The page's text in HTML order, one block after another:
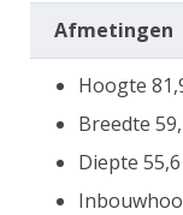
Afmetingen
Hoogte
Breedte
Diepte